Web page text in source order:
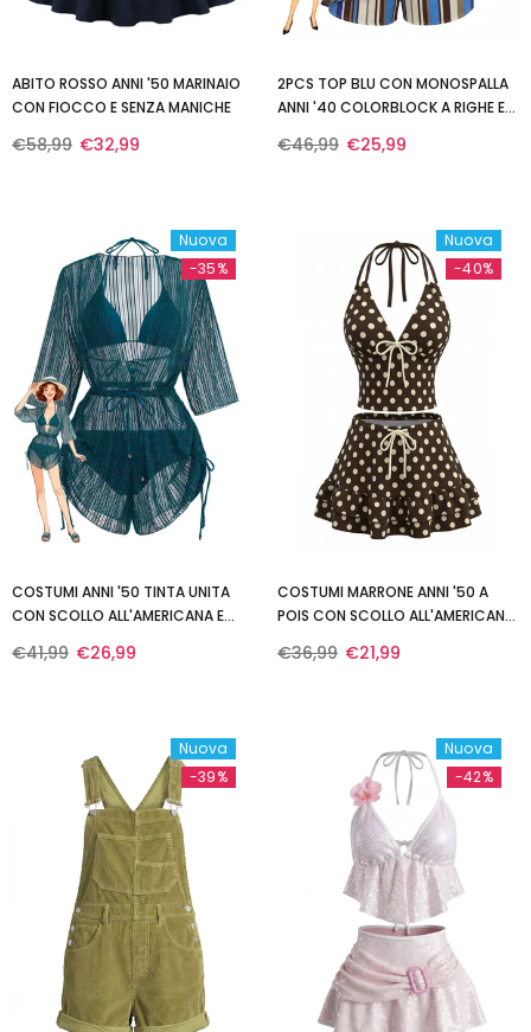
ABITO ROSSO ANNI '50 MARINAIO
CON FIOCCO E SENZA MANICHE
€58,99 €32,99
2PCS TOP BLU CON MONOSPALLA
ANNI '40 COLORBLOCK A RIGHE E
€46,99 €25,99
Nuova
-35%
COSTUMI ANNI '50 TINTA UNITA
CON SCOLLO ALL'AMERICANA E
€41,99 €26,99
Nuova
-40%
COSTUMI MARRONE ANNI '50 A
POIS CON SCOLLO ALL'AMERICANA
€36,99 €21,99
Nuova
-39%
Nuova
-42%